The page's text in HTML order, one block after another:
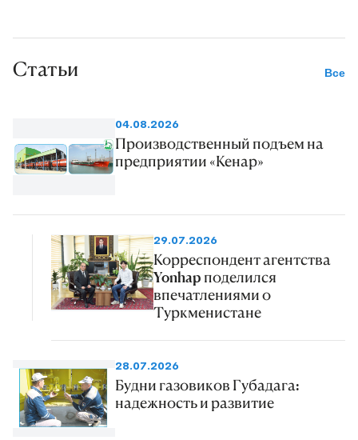
Статьи Все
04.08.2026
Производственный подъем на
предприятии «Кенар»
29.07.2026
Корреспондент агентства
Yonhap поделился
впечатлениями о
Туркменистане
28.07.2026
Будни газовиков Губадага:
надежность и развитие